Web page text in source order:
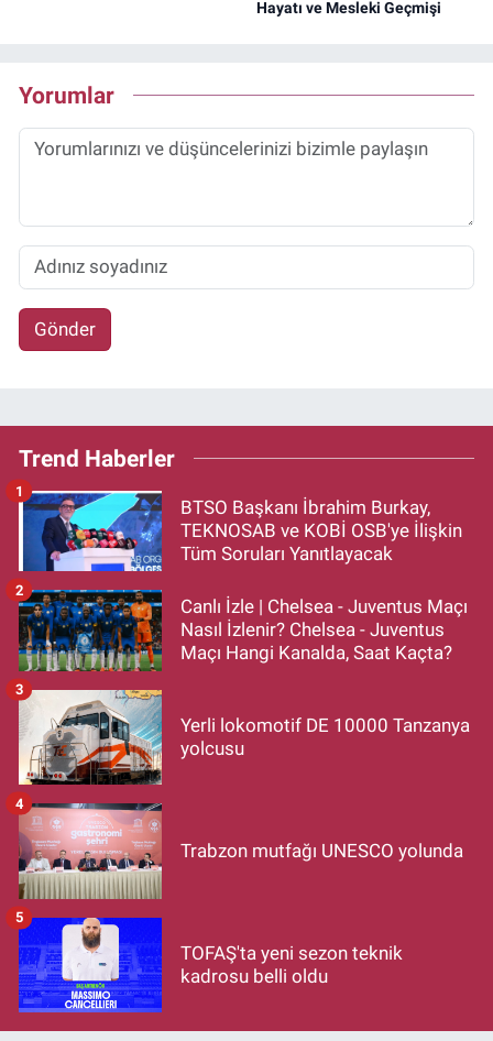
Hayatı ve Mesleki Geçmişi
Yorumlar
Gönder
Trend Haberler
BTSO Başkanı İbrahim Burkay,
TEKNOSAB ve KOBİ OSB'ye İlişkin
Tüm Soruları Yanıtlayacak
1
Canlı İzle | Chelsea - Juventus Maçı
Nasıl İzlenir? Chelsea - Juventus
Maçı Hangi Kanalda, Saat Kaçta?
2
Yerli lokomotif DE 10000 Tanzanya
yolcusu
3
Trabzon mutfağı UNESCO yolunda
4
TOFAŞ'ta yeni sezon teknik
kadrosu belli oldu
5